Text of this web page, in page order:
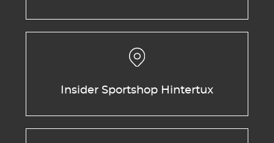
Insider Sportshop Hintertux